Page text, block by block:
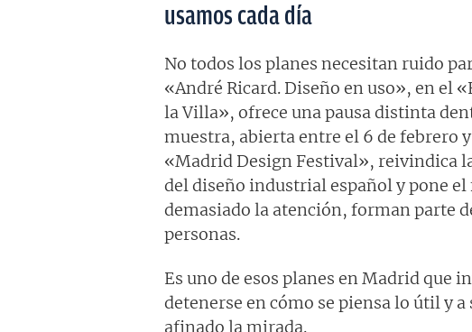
usamos cada día
No todos los planes necesitan ruido
«André Ricard. Diseño en uso», en el
la Villa», ofrece una pausa distinta
muestra, abierta entre el 6 de febrero
«Madrid Design Festival», reivindica
del diseño industrial español y pone
demasiado la atención, forman parte
personas.
Es uno de esos planes en Madrid
detenerse en cómo se piensa lo útil y
afinado la mirada.